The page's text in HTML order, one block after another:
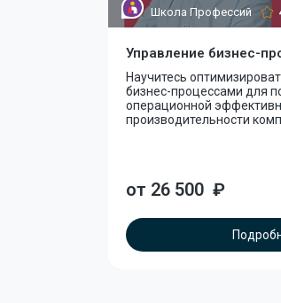
Школа Профессий
Управление бизнес-
Научитесь
бизнес-процессами для
операционной
производительности
от 26 500 ₽